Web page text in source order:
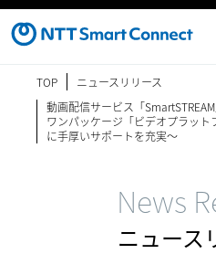
TOP
ニュースリリース
動画配信サービス「
ワンパッケージ「ビデオプラッ
に手厚いサポートを充実～
News
ニュース